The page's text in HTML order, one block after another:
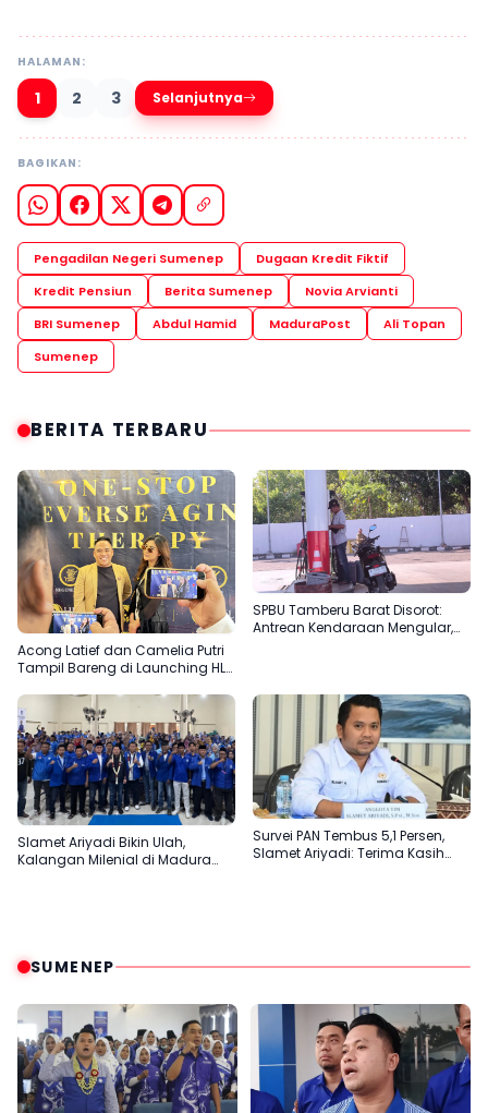
HALAMAN:
1 2 3 Selanjutnya
BAGIKAN:
Pengadilan Negeri Sumenep
Dugaan Kredit Fiktif
Kredit Pensiun
Berita Sumenep
Novia Arvianti
BRI Sumenep
Abdul Hamid MaduraPost
Ali Topan
Sumenep
BERITA TERBARU
Acong Latief dan Camelia Putri
Tampil Bareng di Launching HLL
SPBU Tamberu Barat Disorot:
Antrean Kendaraan Mengular,
Slamet Ariyadi Bikin Ulah,
Kalangan Milenial di Madura
Survei PAN Tembus 5,1 Persen,
Slamet Ariyadi: Terima Kasih
SUMENEP